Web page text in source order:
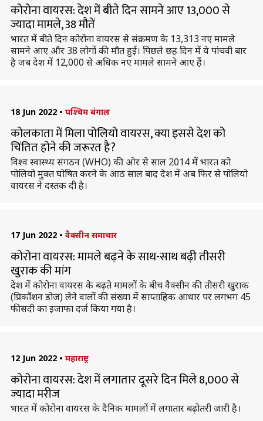
कोरोना वायरस: देश में बीते दिन सामने आए 13,000 से
ज्यादा मामले, 38 मौतें
भारत में बीते दिन कोरोना वायरस से संक्रमण के 13,313 नए मामले
सामने आए और 38 लोगों की मौत हुई। पिछले छह दिन में ये पांचवी बार
है जब देश में 12,000 से अधिक नए मामले सामने आए हैं।
18 Jun 2022 • पश्चिम बंगाल
कोलकाता में मिला पोलियो वायरस, क्या इससे देश को
चिंतित होने की जरूरत है?
विश्व स्वास्थ्य संगठन (WHO) की ओर से साल 2014 में भारत को
पोलियो मुक्त घोषित करने के आठ साल बाद देश में अब फिर से पोलियो
वायरस ने दस्तक दी है।
17 Jun 2022 • वैक्सीन समाचार
कोरोना वायरस: मामले बढ़ने के साथ-साथ बढ़ी तीसरी
खुराक की मांग
देश में कोरोना वायरस के बढ़ते मामलों के बीच वैक्सीन की तीसरी खुराक
(प्रिकॉशन डोज) लेने वालों की संख्या में साप्ताहिक आधार पर लगभग 45
फीसदी का इजाफा दर्ज किया गया है।
12 Jun 2022 • महाराष्ट्र
कोरोना वायरस: देश में लगातार दूसरे दिन मिले 8,000 से
ज्यादा मरीज
भारत में कोरोना वायरस के दैनिक मामलों में लगातार बढ़ोतरी जारी है।